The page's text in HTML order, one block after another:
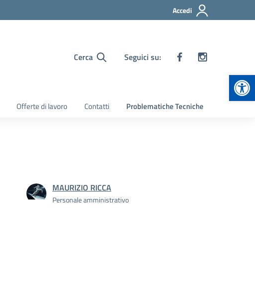
Accedi
Cerca Seguici su:
Offerte di lavoro Contatti Problematiche Tecniche
MAURIZIO RICCA
Personale amministrativo